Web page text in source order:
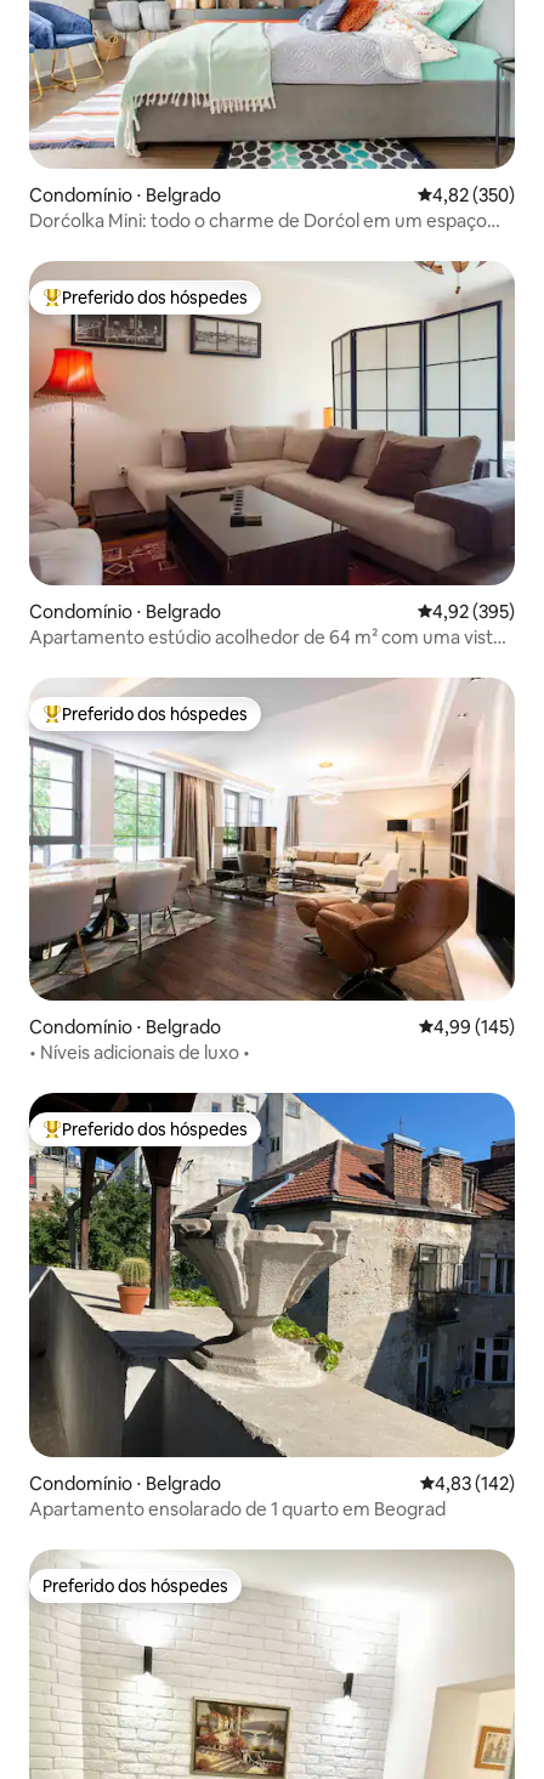
Condomínio ⋅ Belgrado 4,82 de uma
4,82 (350)
Dorćolka Mini: todo o charme de Dorćol em um espaço
Entre os melhores preferidos dos hóspedes
Preferido dos hóspedes
Condomínio ⋅ Belgrado 4,92 de uma
4,92 (395)
Apartamento estúdio acolhedor de 64 m² com uma vista
Entre os melhores preferidos dos hóspedes
Preferido dos hóspedes
Condomínio ⋅ Belgrado 4,99 de uma
4,99 (145)
• Níveis adicionais de luxo •
Entre os melhores preferidos dos hóspedes
Preferido dos hóspedes
Condomínio ⋅ Belgrado 4,83 de uma
4,83 (142)
Apartamento ensolarado de 1 quarto em Beograd
Preferido dos hóspedes
Preferido dos hóspedes